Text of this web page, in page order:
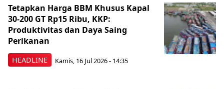
HEADLINE
Tetapkan Harga BBM Khusus Kapal
30-200 GT Rp15 Ribu, KKP:
Produktivitas dan Daya Saing
Perikanan
Kamis, 16 Jul 2026 - 14:35